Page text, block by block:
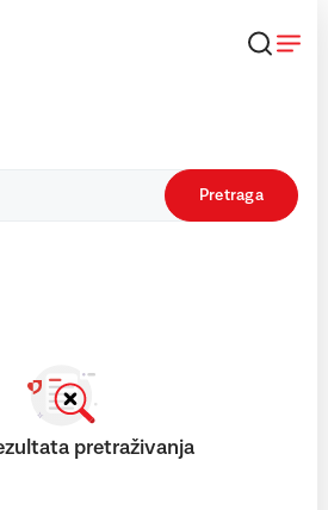
Pretraga
pretraživanja